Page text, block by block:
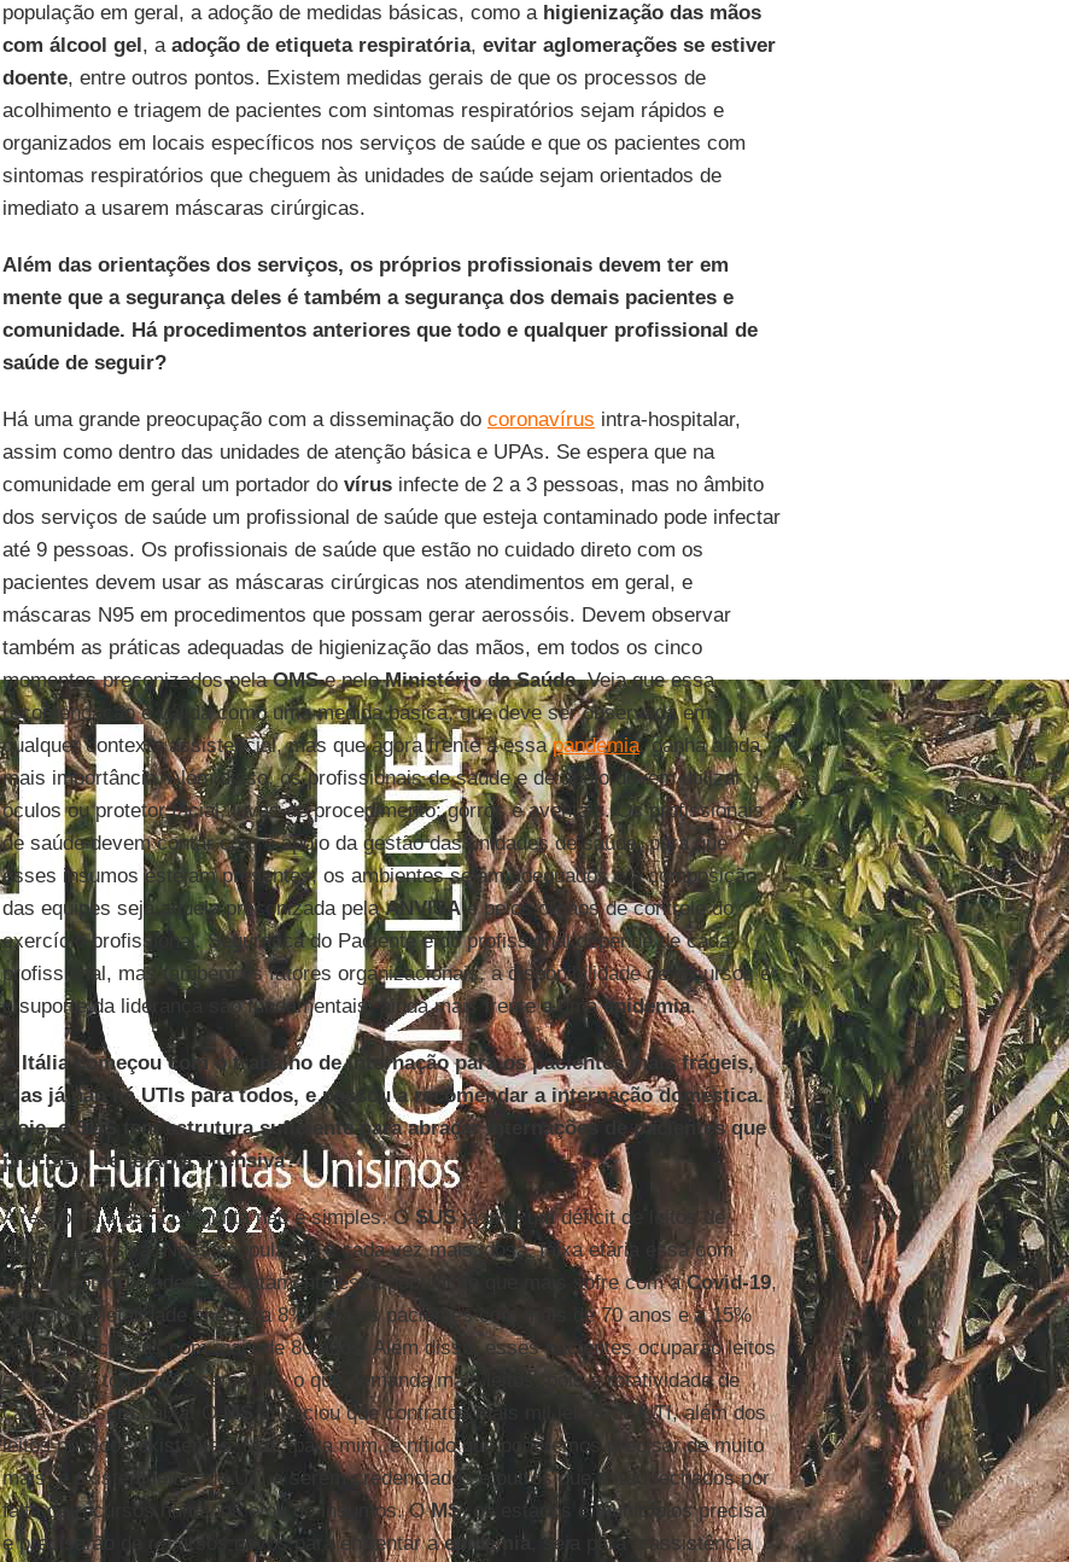
população em geral, a adoção de medidas básicas, como a higienização das mãos
com álcool gel, a adoção de etiqueta respiratória, evitar aglomerações se estiver
doente, entre outros pontos. Existem medidas gerais de que os processos de
acolhimento e triagem de pacientes com sintomas respiratórios sejam rápidos e
organizados em locais específicos nos serviços de saúde e que os pacientes com
sintomas respiratórios que cheguem às unidades de saúde sejam orientados de
imediato a usarem máscaras cirúrgicas.
Além das orientações dos serviços, os próprios profissionais devem ter em
mente que a segurança deles é também a segurança dos demais pacientes e
comunidade. Há procedimentos anteriores que todo e qualquer profissional de
saúde de seguir?
Há uma grande preocupação com a disseminação do coronavírus intra-hospitalar,
assim como dentro das unidades de atenção básica e UPAs. Se espera que na
comunidade em geral um portador do vírusinfecte de 2 a 3 pessoas, mas no âmbito
dos serviços de saúde um profissional de saúde que esteja contaminado pode infectar
até 9 pessoas. Os profissionais de saúde que estão no cuidado direto com os
pacientes devem usar as máscaras cirúrgicas nos atendimentos em geral, e
máscaras N95 em procedimentos que possam gerar aerossóis. Devem observar
também as práticas adequadas de higienização das mãos, em todos os cinco
momentos preconizados pelaOMSe peloMinistério da Saúde. Veja que essa
recomendação é válida como uma medida básica, que deve ser observada em
qualquer contexto assistencial, mas que agora frente à essapandemia, ganha ainda
mais importância. Além disso, os profissionais de saúde e de apoio devem utilizar
óculos ou protetor facial, luvas de procedimento; gorros e aventais. Os profissionais
de saúde devem contar com o apoio da gestão das unidades de saúde, para que
esses insumos estejam presentes; os ambientes sejam adequados e a composição
das equipes seja aquela preconizada pelaANVISAe pelos órgãos de controle do
exercício profissional. Segurança do Paciente e do profissional depende de cada
profissional, mas também os fatores organizacionais, a disponibilidade de recursos e
o suporte da liderança são fundamentais, ainda mais frente a umaepidemia.
A Itália começou com o trabalho de internação para os pacientes mais frágeis,
mas já não há UTIs para todos, e passou a recomendar a internação doméstica.
Hoje, o SUS tem estrutura suficiente para abraçar internações de pacientes que
precisem de terapia intensiva?
A resposta a essa pergunta não é simples. OSUSjá vive um déficit de leitos de
terapia intensiva. Nossa população é cada vez mais idosa, faixa etária essa com
muitas comorbidades. É exatamente essa população que mais sofre com aCovid-19,
podendo a letalidade chegar a 8% para os pacientes com mais de 70 anos e a 15%
para os pacientes com mais de 80 anos. Além disso, esses pacientes ocuparão leitos
de UTI em torno de 3 semanas, o que demanda mais leitos, pois a rotatividade de
cada leito será baixa. O MS
anunciou que contratou mais mil leitos de UTI, além dos
leitos públicos existentes. Mas, para mim, é nítido que poderemos precisar de muito
mais, e existem leitos de UTI a serem credenciados e outros que estão fechados por
falta de recursos humanos e/ou de insumos. OMS, os estados e municípios precisam
e precisarão de recursos novos para enfrentar aepidemia
, seja para a assistência